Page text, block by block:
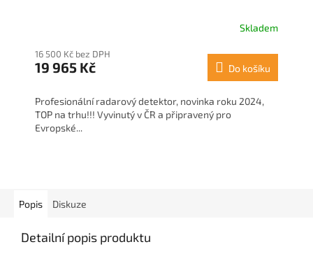
Skladem
16 500 Kč bez DPH
19 965 Kč Do košíku
Profesionální radarový detektor, novinka roku 2024,
TOP na trhu!!! Vyvinutý v ČR a připravený pro
Evropské...
Popis Diskuze
Detailní popis produktu